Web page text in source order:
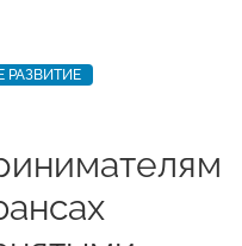
РАЗВИТИЕ